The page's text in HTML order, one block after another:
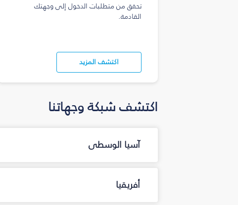
تحقق من متطلبات الدخول إلى وجهتك
القادمة.
اكتشف المزيد
اكتشف شبكة وجهاتنا
آسيا الوسطى
أفريقيا